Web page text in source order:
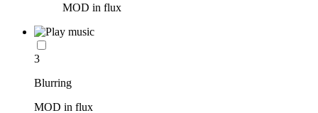
MOD in flux
3
Blurring
MOD in flux